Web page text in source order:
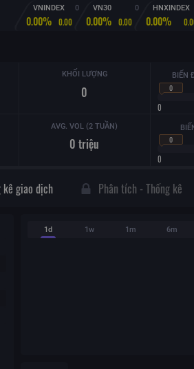
VNINDEX 0
0.00% 0.00
VN30 0
0.00% 0.00
HNXINDEX
0.00%
KHỐI LƯỢNG
0
BIẾN
0
0
AVG. VOL (2 TUẦN)
0 triệu 0
0
kê giao dịch Phân tích - Thống kê
1d 1w 1m 6m